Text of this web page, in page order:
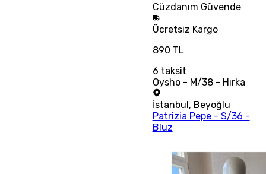
Cüzdanım Güvende
Ücretsiz Kargo
890 TL
6 taksit
Oysho - M/38 - Hırka
İstanbul, Beyoğlu
Patrizia Pepe - S/36 -
Bluz